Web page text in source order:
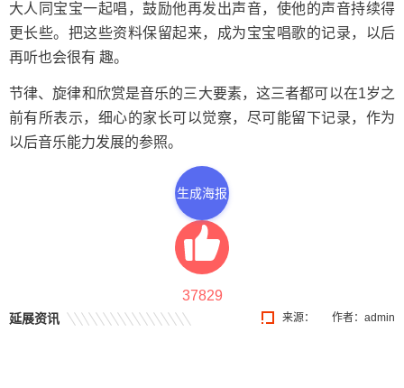
大人同宝宝一起唱，鼓励他再发出声音，使他的声音持续得
更长些。把这些资料保留起来，成为宝宝唱歌的记录，以后
再听也会很有 趣。
节律、旋律和欣赏是音乐的三大要素，这三者都可以在1岁之
前有所表示，细心的家长可以觉察，尽可能留下记录，作为
以后音乐能力发展的参照。
生成海报
37829
来源： 作者：admin
延展资讯